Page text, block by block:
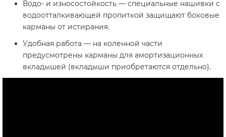
Водо- и износостойкость — специальные нашивки с
водоотталкивающей пропиткой защищают боковые
карманы от истирания.
Удобная работа — на коленной части
предусмотрены карманы для амортизационных
вкладышей (вкладыши приобретаются отдельно).